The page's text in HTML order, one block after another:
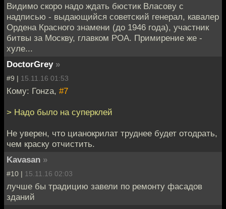
Видимо скоро надо ждать бюстик Власову с
надписью - выдающийся советский генерал, кавалер
Ордена Красного знамени (до 1946 года), участник
битвы за Москву, главком РОА. Примирение же -
хуле...
DoctorGrey »
#9 | 15.11.16 01:53
Кому: Гонzа, #7
> Надо было на суперклей
Не уверен, что цианокрилат труднее будет отодрать,
чем краску отчистить.
Kavasan »
#10 | 15.11.16 02:03
лучше бы традицию завели по ремонту фасадов
зданий